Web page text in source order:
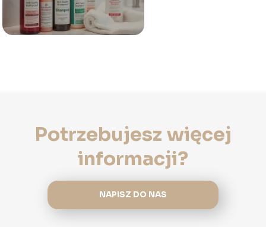
Potrzebujesz więcej
informacji?
NAPISZ DO NAS